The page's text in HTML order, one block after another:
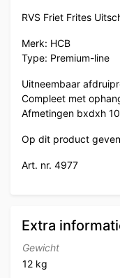
RVS Friet Frites
Merk: HCB
Type: Premium-line
Uitneembaar
Compleet met
Afmetingen bxdxh
Op dit product
Art. nr. 4977
Extra
Gewicht
12 kg